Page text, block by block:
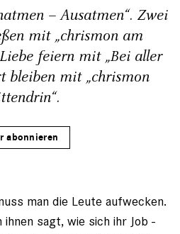
– Ausatmen“. Zwei
mit „chrismon am
feiern mit „Bei aller
bleiben mit „chrismon
abonnieren
man die Leute aufwecken.
ihnen sagt, wie sich ihr Job